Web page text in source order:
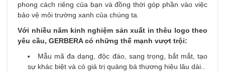
phong cách riêng của bạn và đồng thời góp phần vào việc
bảo vệ môi trường xanh của chúng ta.
Với nhiều năm kinh nghiệm sản xuất in thêu logo theo
yêu cầu, GERBERA có những thế mạnh vượt trội:
Mẫu mã đa dạng, độc đáo, sang trọng, bắt mắt, tạo
sự khác biệt và có giá trị quảng bá thương hiệu lâu dài..